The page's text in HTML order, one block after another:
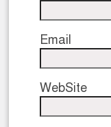
Email
WebSite